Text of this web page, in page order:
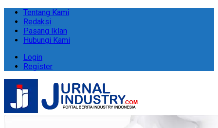
Tentang Kami
Redaksi
Pasang Iklan
Hubungi Kami
Login
Register